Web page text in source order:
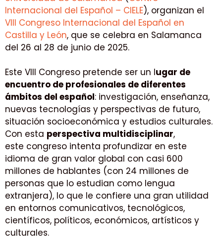
Internacional del Español – CIELE), organizan el
VIII Congreso Internacional del Español en
Castilla y León, que se celebra en Salamanca
del 26 al 28 de junio de 2025.
Este VIII Congreso pretende ser un lugar de
encuentro de profesionales de diferentes
ámbitos del español: investigación, enseñanza,
nuevas tecnologías y perspectivas de futuro,
situación socioeconómica y estudios culturales.
Con esta perspectiva multidisciplinar,
este congreso intenta profundizar en este
idioma de gran valor global con casi 600
millones de hablantes (con 24 millones de
personas que lo estudian como lengua
extranjera), lo que le confiere una gran utilidad
en entornos comunicativos, tecnológicos,
científicos, políticos, económicos, artísticos y
culturales.